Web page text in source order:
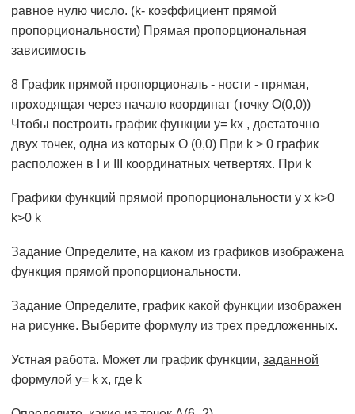
равное нулю число. (k- коэффициент прямой
пропорциональности) Прямая пропорциональная
зависимость
8 График прямой пропорциональ - ности - прямая,
проходящая через начало координат (точку О(0,0))
Чтобы построить график функции y= kx , достаточно
двух точек, одна из которых О (0,0) При k > 0 график
расположен в I и III координатных четвертях. При k
Графики функций прямой пропорциональности y x k>0
k>0 k
Задание Определите, на каком из графиков изображена
функция прямой пропорциональности.
Задание Определите, график какой функции изображен
на рисунке. Выберите формулу из трех предложенных.
Устная работа. Может ли график функции, заданной
формулой у= k х, где k